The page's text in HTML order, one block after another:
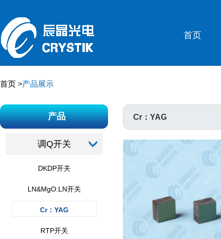
首页
首页 >产品展示
产品
调Q开关
DKDP开关
LN&MgO:LN开关
Cr：YAG
RTP开关
Cr：YAG